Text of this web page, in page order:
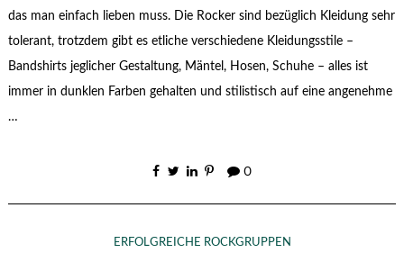
das man einfach lieben muss. Die Rocker sind bezüglich Kleidung sehr
tolerant, trotzdem gibt es etliche verschiedene Kleidungsstile –
Bandshirts jeglicher Gestaltung, Mäntel, Hosen, Schuhe – alles ist
immer in dunklen Farben gehalten und stilistisch auf eine angenehme
…
0
ERFOLGREICHE ROCKGRUPPEN